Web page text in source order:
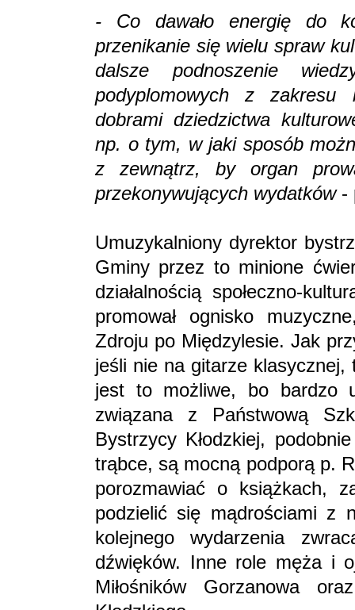
- Co dawało energię do
przenikanie się wielu spraw
dalsze podnoszenie
podyplomowych z zakresu
dobrami dziedzictwa
np. o tym, w jaki sposób
z zewnątrz, by organ
przekonywujących wydatków -
Umuzykalniony dyrektor
Gminy przez to minione
działalnością społeczno-
promował ognisko
Zdroju po Międzylesie. Jak
jeśli nie na gitarze klasycznej,
jest to możliwe, bo bardzo
związana z Państwową
Bystrzycy Kłodzkiej,
trąbce, są mocną podporą p.
porozmawiać o książkach,
podzielić się mądrościami z
kolejnego wydarzenia
dźwięków. Inne role męża i
Miłośników Gorzanowa